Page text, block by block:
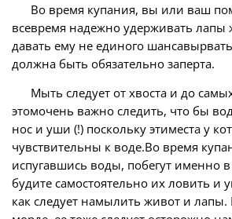
Во время купания, вы или ваш
всевремя надежно удерживать лапы
давать ему не единого
должна быть обязательно заперта.
Мыть следует от хвоста и до
этомочень важно следить, что бы
нос и уши (!) поскольку этиместа у
чувствительны к воде.Во время
испугавшись воды, побегут
будите самостоятельно их ловить и
как следует намылить живот и лапы.